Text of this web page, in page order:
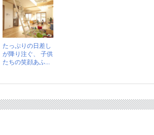
たっぷりの日差し
が降り注ぐ、 子供
たちの笑顔あふ...